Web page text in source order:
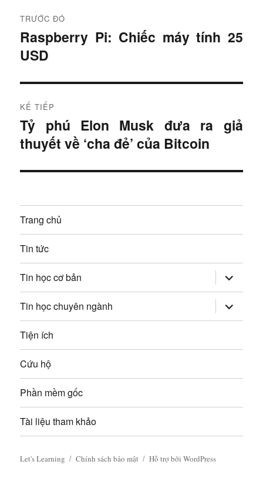
i
ề
u
h
ư
ớ
g
b
à
i
v
i
ế
t
TRƯỚC ĐÓ
B
à
t
r
ư
ớ
c
:
Raspberry Pi: Chiếc máy tính 25
USD
KẾ TIẾP
B
à
t
ế
p
Tỷ phú Elon Musk đưa ra giả
thuyết về ‘cha đẻ’ của Bitcoin
Trang chủ
Tin tức
Tin học cơ bản mở
rộng
trình
đơn
con
Tin học chuyên ngành mở
rộng
trình
Tiện ích
Cứu hộ
Phần mềm gốc
Tài liệu tham khảo
Let's Learning Chính sách bảo mật Hỗ trợ bởi WordPress